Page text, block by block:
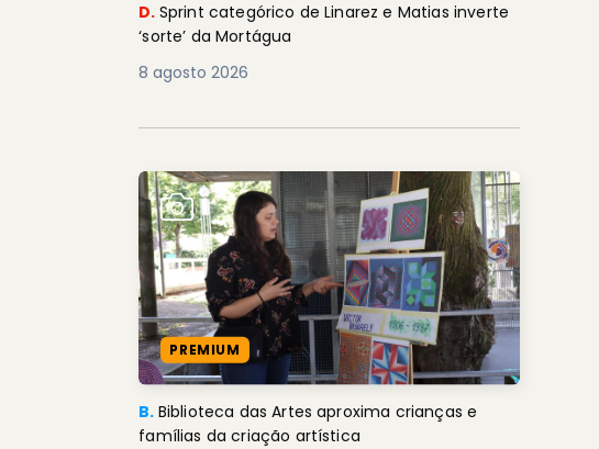
D. Sprint categórico de Linarez e Matias inverte
‘sorte’ da Mortágua
8 agosto 2026
PREMIUM
B. Biblioteca das Artes aproxima crianças e
famílias da criação artística